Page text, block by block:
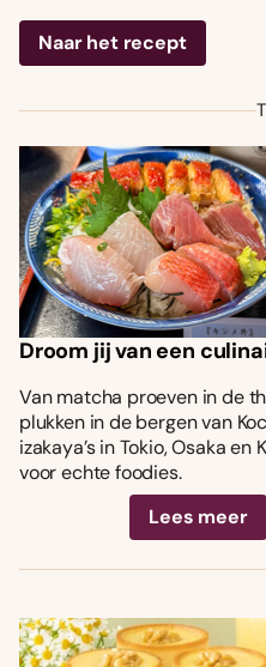
Naar het recept
Droom jij van een
Van matcha proeven in de
plukken in de bergen van
izakaya’s in Tokio, Osaka
voor echte foodies.
Lees meer